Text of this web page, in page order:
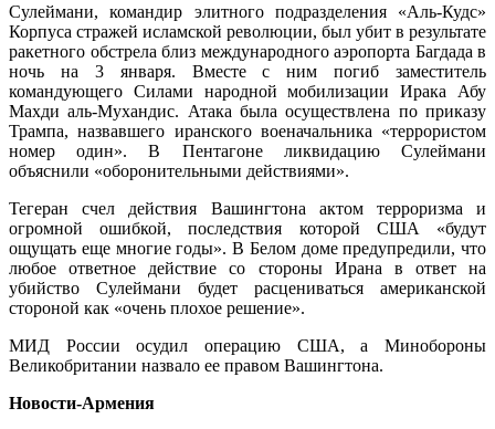
Сулеймани, командир элитного подразделения «Аль-Кудс»
Корпуса стражей исламской революции, был убит в результате
ракетного обстрела близ международного аэропорта Багдада в
ночь на 3 января. Вместе с ним погиб заместитель
командующего Силами народной мобилизации Ирака Абу
Махди аль-Мухандис. Атака была осуществлена по приказу
Трампа, назвавшего иранского военачальника «террористом
номер один». В Пентагоне ликвидацию Сулеймани
объяснили «оборонительными действиями».
Тегеран счел действия Вашингтона актом терроризма и
огромной ошибкой, последствия которой США «будут
ощущать еще многие годы». В Белом доме предупредили, что
любое ответное действие со стороны Ирана в ответ на
убийство Сулеймани будет расцениваться американской
стороной как «очень плохое решение».
МИД России осудил операцию США, а Минобороны
Великобритании назвало ее правом Вашингтона.
Новости-Армения